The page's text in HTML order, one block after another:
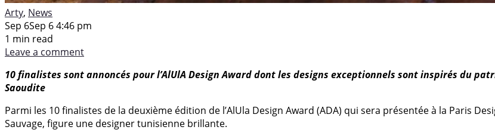
Arty, News
Sep 6Sep 6 4:46 pm
1 min read
Leave a comment
10 finalistes sont annoncés pour l’AlUlA Design Award dont les designs exceptionnels sont inspirés du
Saoudite
Parmi les 10 finalistes de la deuxième édition de l’AlUla Design Award (ADA) qui sera présentée à la Paris
Sauvage, figure une designer tunisienne brillante.